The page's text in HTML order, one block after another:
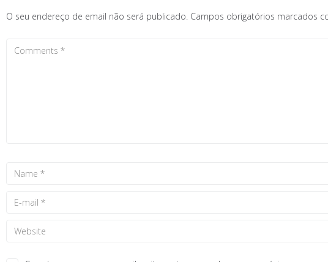
O seu endereço de email não será publicado. Campos obrigatórios marcados